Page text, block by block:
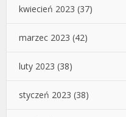
kwiecień 2023 (37)
marzec 2023 (42)
luty 2023 (38)
styczeń 2023 (38)